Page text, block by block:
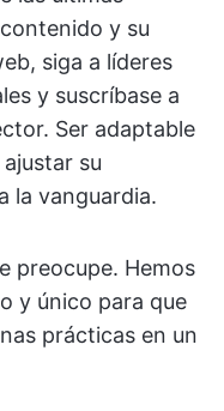
y su
siga a líderes
y suscríbase a
Ser adaptable
su
la vanguardia.
preocupe. Hemos
y único para que
prácticas en un